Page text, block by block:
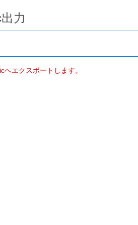
力
エクスポートします。